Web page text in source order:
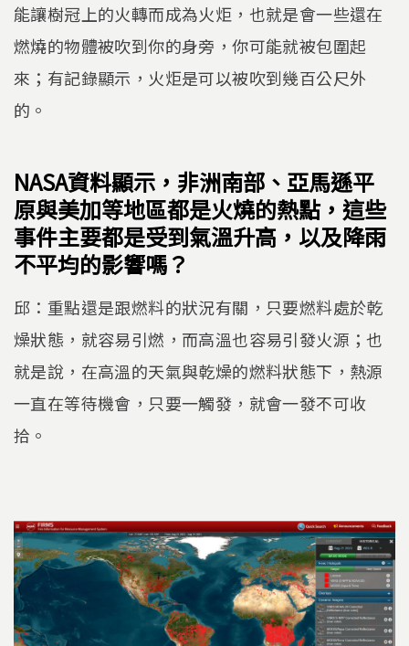
能讓樹冠上的火轉而成為火炬，也就是會一些還在
燃燒的物體被吹到你的身旁，你可能就被包圍起
來；有記錄顯示，火炬是可以被吹到幾百公尺外
的。
NASA資料顯示，非洲南部、亞馬遜平
原與美加等地區都是火燒的熱點，這些
事件主要都是受到氣溫升高，以及降雨
不平均的影響嗎？
邱：重點還是跟燃料的狀況有關，只要燃料處於乾
燥狀態，就容易引燃，而高溫也容易引發火源；也
就是說，在高溫的天氣與乾燥的燃料狀態下，熱源
一直在等待機會，只要一觸發，就會一發不可收
拾。